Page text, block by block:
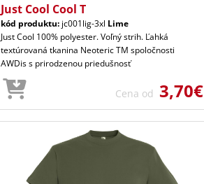
Just Cool Cool T
kód produktu: jc001lig-3xl Lime
Just Cool 100% polyester. Voľný strih. Ľahká
textúrovaná tkanina Neoteric TM spoločnosti
AWDis s prirodzenou priedušnosť
Cena od 3,70€